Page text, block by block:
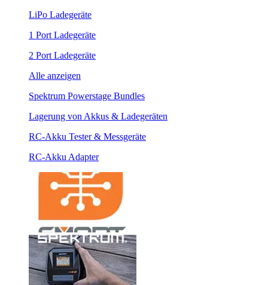
LiPo Ladegeräte
1 Port Ladegeräte
2 Port Ladegeräte
Alle anzeigen
Spektrum Powerstage Bundles
Lagerung von Akkus & Ladegeräten
RC-Akku Tester & Messgeräte
RC-Akku Adapter